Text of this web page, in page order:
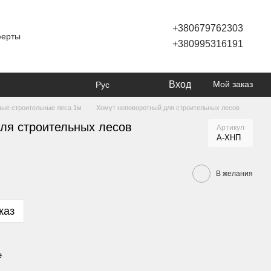
+380679762303
+380995316191
Рус Вход Мой заказ
строительные леса 1м Хомут неповоротный для строительных лесов
строительных лесов Артикул
А-ХНП
В желания